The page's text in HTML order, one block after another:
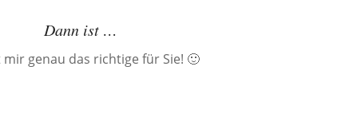
Dann ist …
genau das richtige für Sie! 🙂